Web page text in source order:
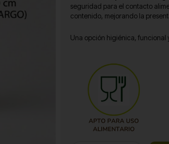
seguridad para el contacto
contenido, mejorando la
Una opción higiénica, funcional